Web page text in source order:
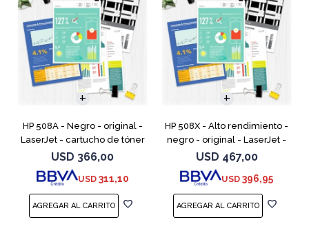
HP 508A - Negro - original -
LaserJet - cartucho de tóner
(CF360A) - para Color
LaserJet Enterprise MFP M577;
LaserJet Enterpris
USD 366,00
USD 311,10
HP 508X - Alto rendimiento -
negro - original - LaserJet -
cartucho de tóner (CF360X) -
para Color LaserJet
Enterprise MFP M577;
USD 467,00
USD 396,95